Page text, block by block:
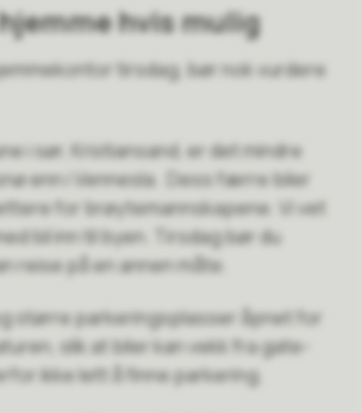
hvis mulig
tirsdag, bør nok vurdere
i sør, Kristiansand, er det mindre
enn i Vennesla. Dess færre biler
for brøytemannskapene. Vi vet
bil inn til byen. Tirsdag bør du
reise på en annen måte.
større parkeringsplasser åpnet for
slik at biler kan vekk fra gate-
ikke lett å finne parkering.